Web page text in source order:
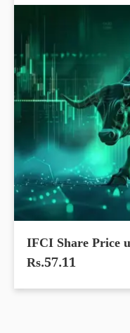
IFCI Share Price
Rs.57.11